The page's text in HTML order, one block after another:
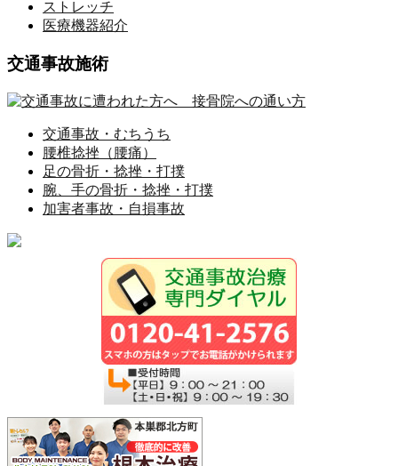
ストレッチ
医療機器紹介
交通事故施術
交通事故・むちうち
腰椎捻挫（腰痛）
足の骨折・捻挫・打撲
腕、手の骨折・捻挫・打撲
加害者事故・自損事故